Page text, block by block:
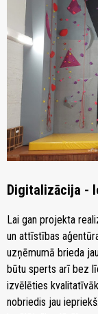
Digitalizācija -
Lai gan projekta
un attīstības
uzņēmumā brieda
būtu sperts arī bez
izvēlēties
nobriedis jau